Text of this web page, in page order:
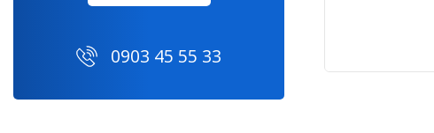
0903 45 55 33